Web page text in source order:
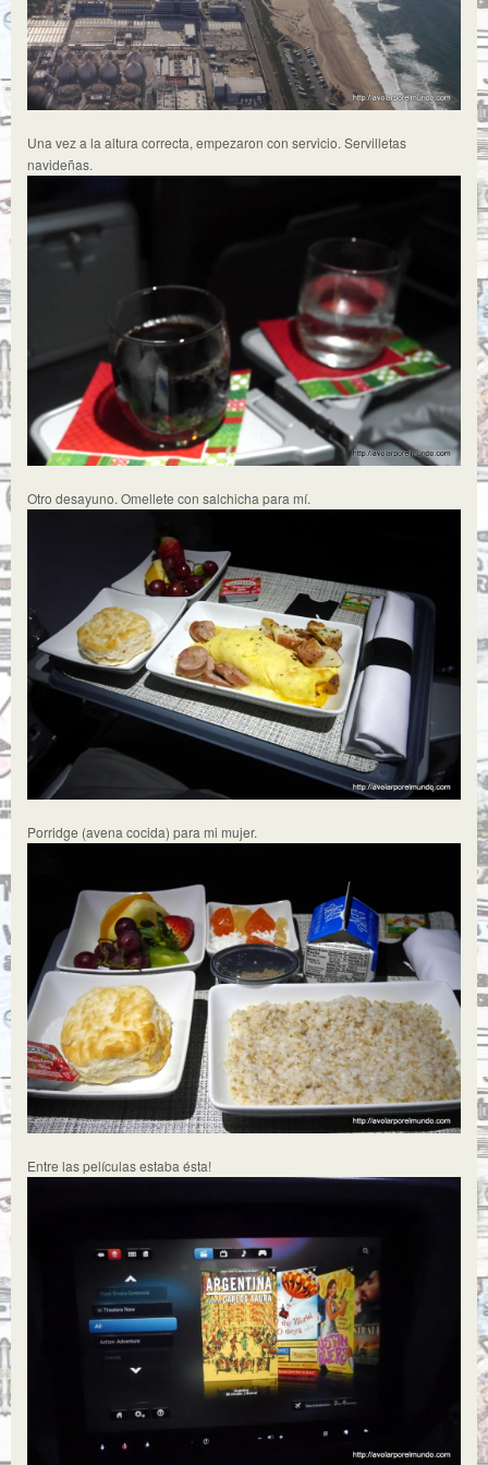
Una vez a la altura correcta, empezaron con servicio. Servilletas
navideñas.
Otro desayuno. Omellete con salchicha para mí.
Porridge (avena cocida) para mi mujer.
Entre las películas estaba ésta!